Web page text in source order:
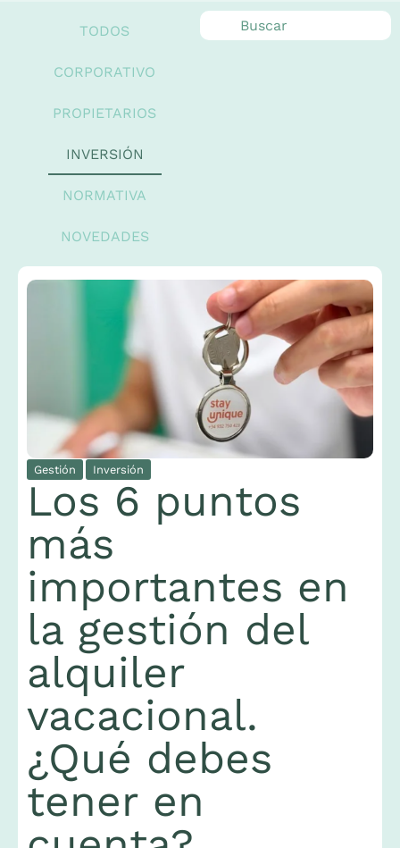
TODOS
CORPORATIVO
PROPIETARIOS
INVERSIÓN
NORMATIVA
NOVEDADES
Gestión Inversión
Los 6 puntos
más
importantes en
la gestión del
alquiler
vacacional.
¿Qué debes
tener en